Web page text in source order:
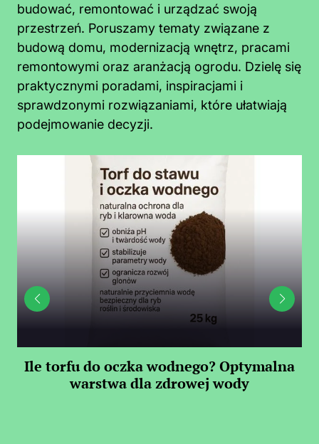
budować, remontować i urządzać swoją
przestrzeń. Poruszamy tematy związane z
budową domu, modernizacją wnętrz, pracami
remontowymi oraz aranżacją ogrodu. Dzielę się
praktycznymi poradami, inspiracjami i
sprawdzonymi rozwiązaniami, które ułatwiają
podejmowanie decyzji.
Ile torfu do oczka wodnego? Optymalna
warstwa dla zdrowej wody